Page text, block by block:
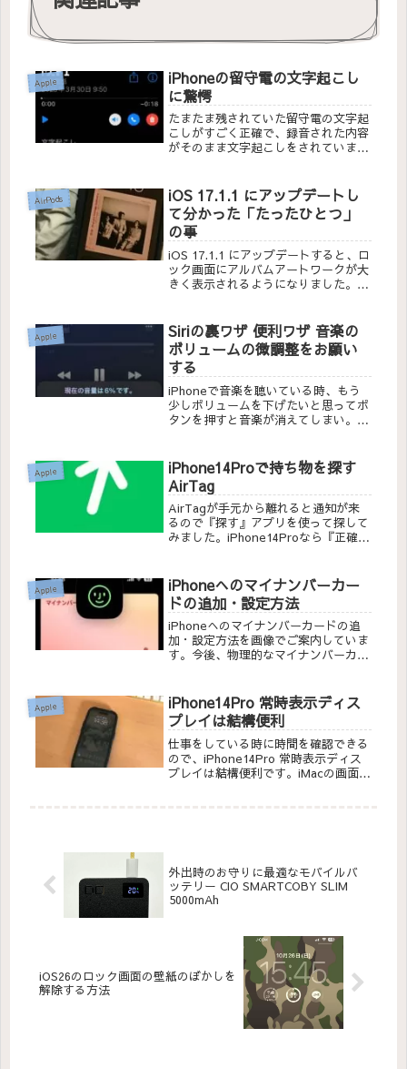
Apple
iPhoneの留守電の文字起こし
に驚愕
たまたま残されていた留守電の文字起
こしがすごく正確で、録音された内容
がそのまま文字起こしをされていまし
し、どれだけ正確に文字起こしがされ
るかを試してみました。
AirPods
iOS 17.1.1 にアップデートし
て分かった「たったひとつ」
の事
iOS 17.1.1 にアップデートすると、ロ
ック画面にアルバムアートワークが大
きく表示されるようになりました。待
Apple
Siriの裏ワザ 便利ワザ 音楽の
ボリュームの微調整をお願い
する
iPhoneで音楽を聴いている時、もう
少しボリュームを下げたいと思ってボ
タンを押すと音楽が消えてしまい。ボ
最近、その悩みはSiriにお願いすると
解決することをSiriました。
Apple
iPhone14Proで持ち物を探す
AirTag
AirTagが手元から離れると通知が来
るので『探す』アプリを使って探して
みました。iPhone14Proなら『正確な
Apple
iPhoneへのマイナンバーカー
ドの追加・設定方法
iPhoneへのマイナンバーカードの追
加・設定方法を画像でご案内していま
す。今後、物理的なマイナンバーカー
インの行政サービスを受けることがで
きます。
Apple
iPhone14Pro 常時表示ディス
プレイは結構便利
仕事をしている時に時間を確認できる
ので、iPhone14Pro 常時表示ディス
プレイは結構便利です。iMacの画面の
外出時のお守りに最適なモバイルバ
ッテリー CIO SMARTCOBY SLIM
5000mAh
iOS26のロック画面の壁紙のぼかしを
解除する方法